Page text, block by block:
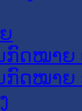
ກົດໝາຍ
ກົດໝາຍ